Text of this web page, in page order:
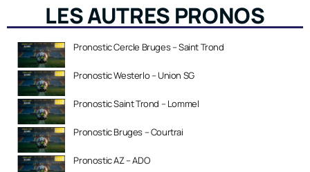
LES AUTRES PRONOS
Pronostic Cercle Bruges – Saint Trond
Pronostic Westerlo – Union SG
Pronostic Saint Trond – Lommel
Pronostic Bruges – Courtrai
Pronostic AZ – ADO